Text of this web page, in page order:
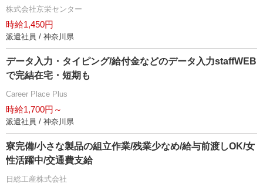
株式会社京栄センター
時給1,450円
派遣社員 / 神奈川県
データ入力・タイピング/給付金などのデータ入力staffWEB
で完結在宅・短期も
Career Place Plus
時給1,700円～
派遣社員 / 神奈川県
寮完備/小さな製品の組立作業/残業少なめ/給与前渡しOK/女
性活躍中/交通費支給
日総工産株式会社